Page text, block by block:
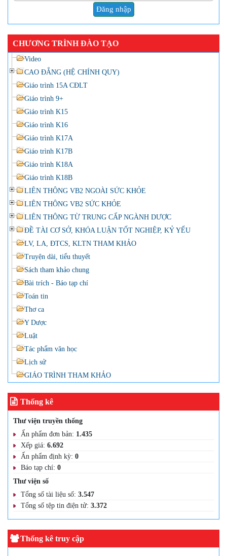
Đăng nhập
CHƯƠNG TRÌNH ĐÀO TẠO
Video
CAO ĐẲNG (HỆ CHÍNH QUY)
Giáo trình 15A CĐLT
Giáo trình 9+
Giáo trình K15
Giáo trình K16
Giáo trình K17A
Giáo trình K17B
Giáo trình K18A
Giáo trình K18B
LIÊN THÔNG VB2 NGOÀI SỨC KHỎE
LIÊN THÔNG VB2 SỨC KHỎE
LIÊN THÔNG TỪ TRUNG CẤP NGÀNH DƯỢC
ĐỀ TÀI CƠ SỞ, KHÓA LUẬN TỐT NGHIỆP, KỶ YẾU
LV, LA, ĐTCS, KLTN THAM KHẢO
Truyện dài, tiểu thuyết
Sách tham khảo chung
Bài trích - Báo tạp chí
Toán tin
Thơ ca
Y Dược
Luật
Tác phẩm văn học
Lịch sử
GIÁO TRÌNH THAM KHẢO
Thống kê
Thư viện truyền thống
Ấn phẩm đơn bản: 1.435
Xếp giá: 6.692
Ấn phẩm định kỳ: 0
Báo tạp chí: 0
Thư viện số
Tổng số tài liệu số: 3.547
Tổng số tệp tin điện tử: 3.372
Thống kê truy cập